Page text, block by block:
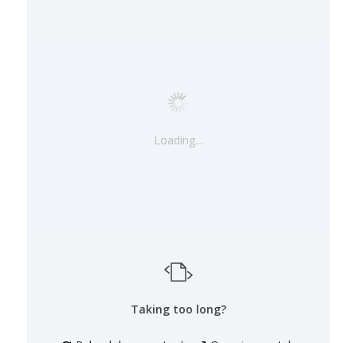
Loading...
Taking too long?